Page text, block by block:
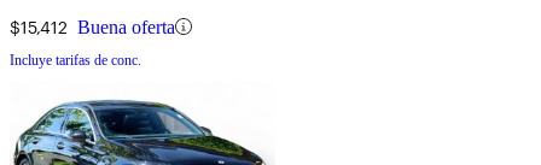
$15,412 Buena oferta
Incluye tarifas de conc.